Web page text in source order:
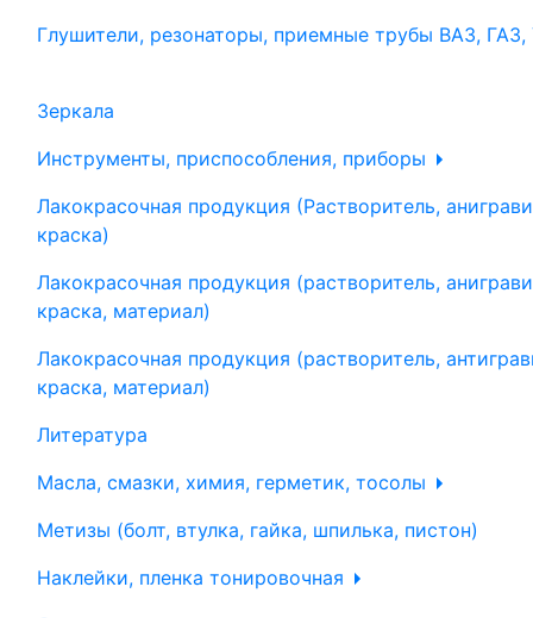
Глушители, резонаторы, приемные трубы ВАЗ, ГАЗ,
Зеркала
Инструменты, приспособления, приборы
Лакокрасочная продукция (Растворитель,
краска)
Лакокрасочная продукция (растворитель,
краска, материал)
Лакокрасочная продукция (растворитель,
краска, материал)
Литература
Масла, смазки, химия, герметик, тосолы
Метизы (болт, втулка, гайка, шпилька, пистон)
Наклейки, пленка тонировочная